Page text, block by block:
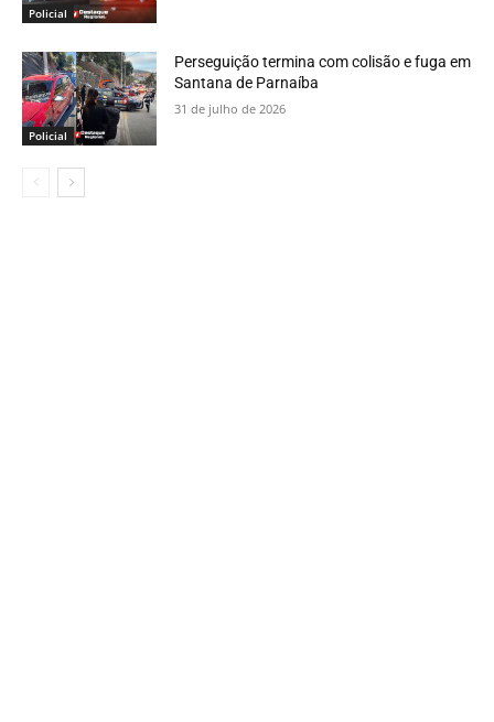
Policial
Policial
Perseguição termina com colisão e fuga em
Santana de Parnaíba
31 de julho de 2026